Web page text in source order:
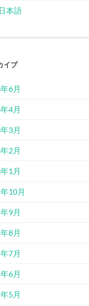
本語
イブ
6月
4月
3月
2月
1月
10月
9月
8月
7月
6月
5月